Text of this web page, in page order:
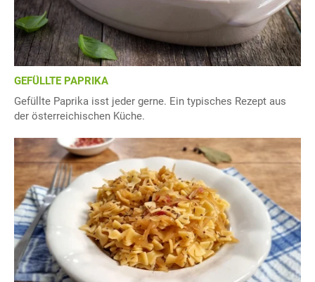
GEFÜLLTE PAPRIKA
Gefüllte Paprika isst jeder gerne. Ein typisches Rezept aus
der österreichischen Küche.